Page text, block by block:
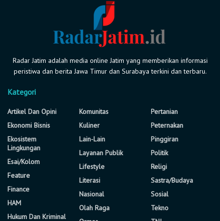
Radar Jatim adalah media online Jatim yang memberikan informasi
peristiwa dan berita Jawa Timur dan Surabaya terkini dan terbaru.
Kategori
Artikel Dan Opini
Ekonomi Bisnis
Ekosistem
Lingkungan
Esai/Kolom
Feature
Finance
HAM
Hukum Dan Kriminal
Komunitas
Kuliner
Lain-Lain
Layanan Publik
Lifestyle
Literasi
Nasional
Olah Raga
Pertanian
Peternakan
Pinggiran
Politik
Religi
Sastra/Budaya
Sosial
Tekno